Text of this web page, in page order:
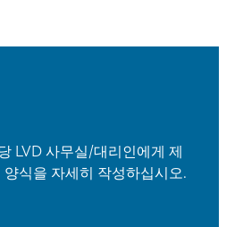
LVD 사무실/대리인에게 제
식을 자세히 작성하십시오.